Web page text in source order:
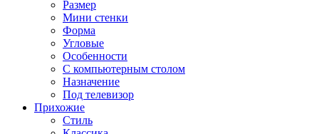
Размер
Мини стенки
Форма
Угловые
Особенности
С компьютерным столом
Назначение
Под телевизор
Прихожие
Стиль